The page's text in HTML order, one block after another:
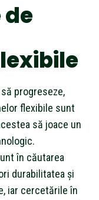
progreseze,
flexibile sunt
să joace un
în căutarea
durabilitatea și
iar cercetările în